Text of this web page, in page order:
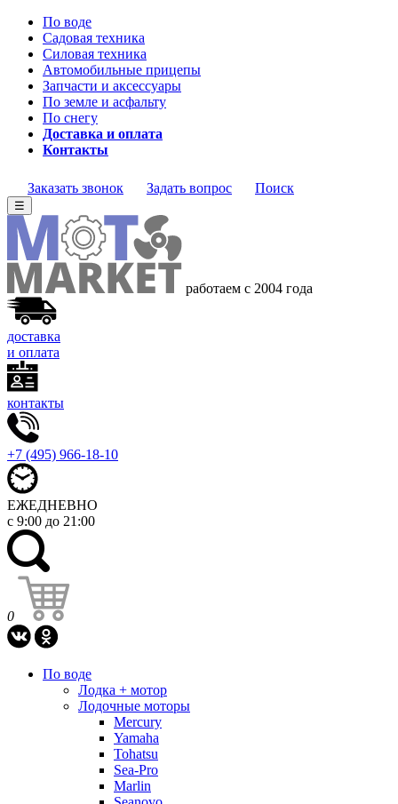
По воде
Садовая техника
Силовая техника
Автомобильные прицепы
Запчасти и аксессуары
По земле и асфальту
По снегу
Доставка и оплата
Контакты
Заказать звонок Задать вопрос Поиск
☰
работаем с 2004 года
доставка
и оплата
контакты
+7 (495) 966-18-10
ЕЖЕДНЕВНО
с 9:00 до 21:00
0
По воде
Лодка + мотор
Лодочные моторы
Mercury
Yamaha
Tohatsu
Sea-Pro
Marlin